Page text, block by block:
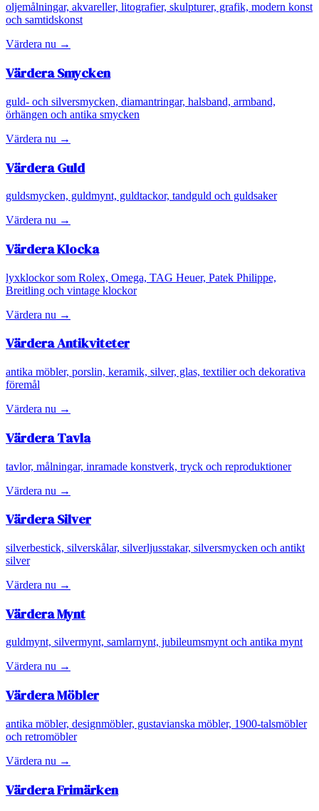
oljemålningar, akvareller, litografier, skulpturer, grafik, modern konst
och samtidskonst
Värdera nu →
VärderaSmycken
guld- och silversmycken, diamantringar, halsband, armband,
örhängen och antika smycken
Värdera nu →
VärderaGuld
guldsmycken, guldmynt, guldtackor, tandguld och guldsaker
Värdera nu →
VärderaKlocka
lyxklockor som Rolex, Omega, TAG Heuer, Patek Philippe,
Breitling och vintage klockor
Värdera nu →
VärderaAntikviteter
antika möbler, porslin, keramik, silver, glas, textilier och dekorativa
föremål
Värdera nu →
VärderaTavla
tavlor, målningar, inramade konstverk, tryck och reproduktioner
Värdera nu →
VärderaSilver
silverbestick, silverskålar, silverljusstakar, silversmycken och antikt
silver
Värdera nu →
VärderaMynt
guldmynt, silvermynt, samlarnynt, jubileumsmynt och antika mynt
Värdera nu →
VärderaMöbler
antika möbler, designmöbler, gustavianska möbler, 1900-talsmöbler
och retromöbler
Värdera nu →
VärderaFrimärken